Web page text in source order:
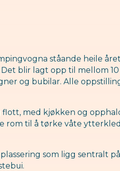
ståande heile
blir lagt opp til mellom 10
og bubilar. Alle
med kjøkken og
rom til å tørke våte
som ligg sentralt